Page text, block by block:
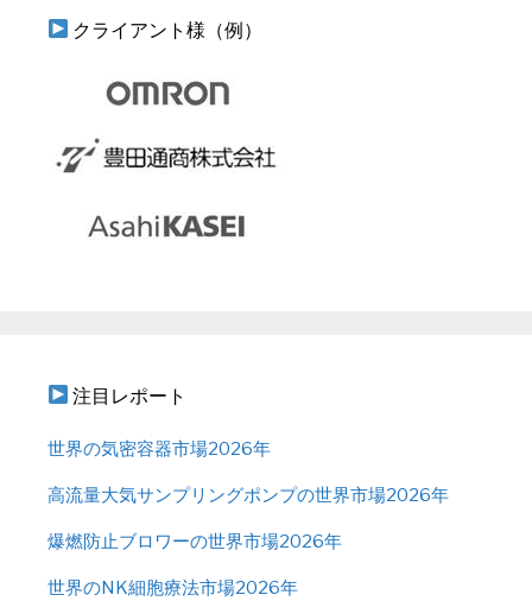
クライアント様（例）
注目レポート
世界の気密容器市場2026年
高流量大気サンプリングポンプの世界市場2026年
爆燃防止ブロワーの世界市場2026年
世界のNK細胞療法市場2026年